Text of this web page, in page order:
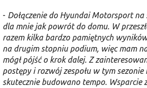
- Dołączenie do Hyundai Motorsport na
dla mnie jak powrót do domu. W
razem kilka bardzo pamiętnych
na drugim stopniu podium, więc mam
mógł pójść o krok dalej. Z
postępy i rozwój zespołu w tym sezonie
skutecznie budowano tempo. Wsparcie